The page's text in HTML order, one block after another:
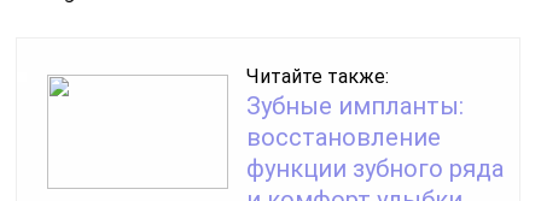
Читайте также:
Зубные импланты:
восстановление
функции зубного ряда